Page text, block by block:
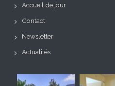
Accueil de jour
Contact
Newsletter
Actualités